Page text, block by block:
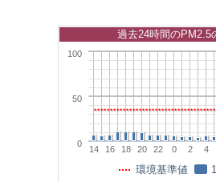
14 16 18 20 22 0 2 4
0
50
100
過去24時間のPM2.5
環境基準値